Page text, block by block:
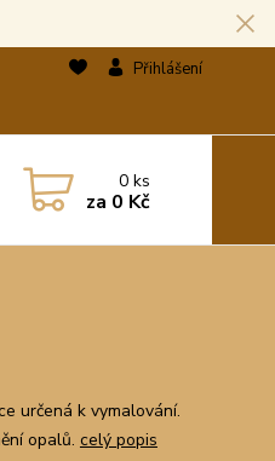
Přihlášení
0ks
za 0 Kč
určená k vymalování.
opalů. celý popis